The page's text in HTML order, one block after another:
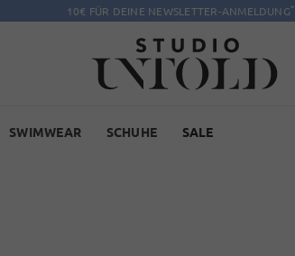
10€ FÜR DEINE NEWSLETTER-ANMELDUNG*
SWIMWEAR SCHUHE SALE